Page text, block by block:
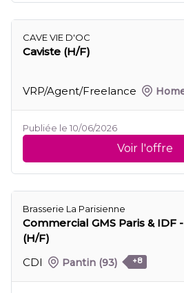
CAVE VIE D'OC
Caviste (H/F)
VRP/Agent/Freelance
Publiée le 10/06/2026
Voir l'offre
Brasserie La Parisienne
Commercial GMS Paris & IDF
(H/F)
CDI
Pantin (93) +8